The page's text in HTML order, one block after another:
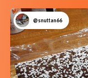
@snuttan66